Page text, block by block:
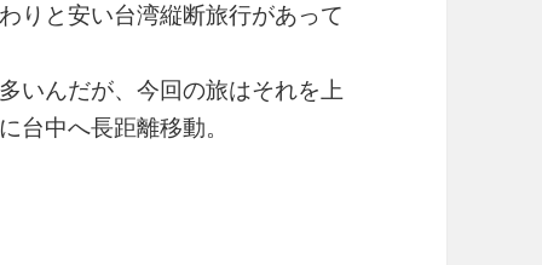
りと安い台湾縦断旅行があって
いんだが、今回の旅はそれを上
台中へ長距離移動。